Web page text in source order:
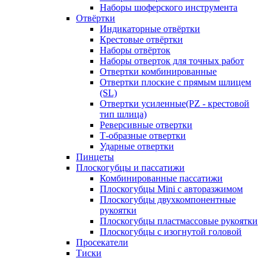
Наборы шоферского инструмента
Отвёртки
Индикаторные отвёртки
Крестовые отвёртки
Наборы отвёрток
Наборы отверток для точных работ
Отвертки комбинированные
Отвертки плоские с прямым шлицем
(SL)
Отвертки усиленные(PZ - крестовой
тип шлица)
Реверсивные отвертки
Т-образные отвертки
Ударные отвертки
Пинцеты
Плоскогубцы и пассатижи
Комбинированные пассатижи
Плоскогубцы Mini с авторазжимом
Плоскогубцы двухкомпонентные
рукоятки
Плоскогубцы пластмассовые рукоятки
Плоскогубцы с изогнутой головой
Просекатели
Тиски